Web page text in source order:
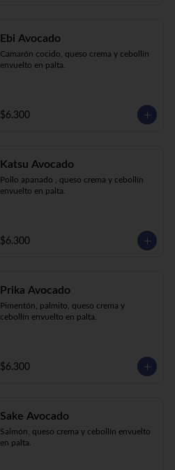
Ebi Avocado
Camarón cocido, queso crema y cebollín
envuelto en palta.
$6.300
Katsu Avocado
Pollo apanado , queso crema y cebollín
envuelto en palta.
$6.300
Prika Avocado
Pimentón, palmito, queso crema y
cebollín envuelto en palta.
$6.300
Sake Avocado
Salmón, queso crema y cebollín envuelto
en palta.